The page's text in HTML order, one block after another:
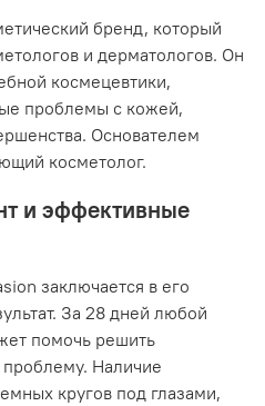
бренд, который
и дерматологов. Он
космецевтики,
проблемы с кожей,
Основателем
косметолог.
и эффективные
заключается в его
За 28 дней любой
помочь решить
Наличие
кругов под глазами,